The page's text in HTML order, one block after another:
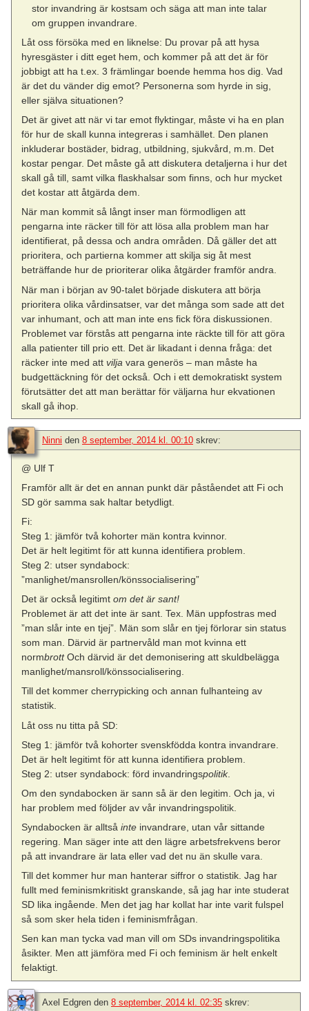
stor invandring är kostsam och säga att man inte talar
om gruppen invandrare.
Låt oss försöka med en liknelse: Du provar på att hysa
hyresgäster i ditt eget hem, och kommer på att det är för
jobbigt att ha t.ex. 3 främlingar boende hemma hos dig. Vad
är det du vänder dig emot? Personerna som hyrde in sig,
eller själva situationen?
Det är givet att när vi tar emot flyktingar, måste vi ha en plan
för hur de skall kunna integreras i samhället. Den planen
inkluderar bostäder, bidrag, utbildning, sjukvård, m.m. Det
kostar pengar. Det måste gå att diskutera detaljerna i hur det
skall gå till, samt vilka flaskhalsar som finns, och hur mycket
det kostar att åtgärda dem.
När man kommit så långt inser man förmodligen att
pengarna inte räcker till för att lösa alla problem man har
identifierat, på dessa och andra områden. Då gäller det att
prioritera, och partierna kommer att skilja sig åt mest
beträffande hur de prioriterar olika åtgärder framför andra.
När man i början av 90-talet började diskutera att börja
prioritera olika vårdinsatser, var det många som sade att det
var inhumant, och att man inte ens fick föra diskussionen.
Problemet var förstås att pengarna inte räckte till för att göra
alla patienter till prio ett. Det är likadant i denna fråga: det
räcker inte med attvilja vara generös – man måste ha
budgettäckning för det också. Och i ett demokratiskt system
förutsätter det att man berättar för väljarna hur ekvationen
skall gå ihop.
Ninni den 8 september, 2014 kl. 00:10 skrev:
@ Ulf T
Framför allt är det en annan punkt där påståendet att Fi och
SD gör samma sak haltar betydligt.
Fi:
Steg 1: jämför två kohorter män kontra kvinnor.
Det är helt legitimt för att kunna identifiera problem.
Steg 2: utser syndabock:
”manlighet/mansrollen/könssocialisering”
Det är också legitimtom det är sant!
Problemet är att det inte är sant. Tex. Män uppfostras med
”man slår inte en tjej”. Män som slår en tjej förlorar sin status
som man. Därvid är partnervåld man mot kvinna ett
normbrottOch därvid är det demonisering att skuldbelägga
manlighet/mansroll/könssocialisering.
Till det kommer cherrypicking och annan fulhanteing av
statistik.
Låt oss nu titta på SD:
Steg 1: jämför två kohorter svenskfödda kontra invandrare.
Det är helt legitimt för att kunna identifiera problem.
Steg 2: utser syndabock: förd invandringspolitik.
Om den syndabocken är sann så är den legitim. Och ja, vi
har problem med följder av vår invandringspolitik.
Syndabocken är alltsåinte invandrare, utan vår sittande
regering. Man säger inte att den lägre arbetsfrekvens beror
på att invandrare är lata eller vad det nu än skulle vara.
Till det kommer hur man hanterar siffror o statistik. Jag har
fullt med feminismkritiskt granskande, så jag har inte studerat
SD lika ingående. Men det jag har kollat har inte varit fulspel
så som sker hela tiden i feminismfrågan.
Sen kan man tycka vad man vill om SDs invandringspolitika
åsikter. Men att jämföra med Fi och feminism är helt enkelt
felaktigt.
Axel Edgren den 8 september, 2014 kl. 02:35 skrev: